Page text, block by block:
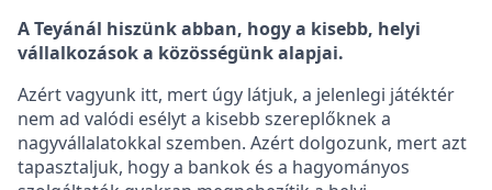
A Teyánál hiszünk abban, hogy a kisebb, helyi
vállalkozások a közösségünk alapjai.
Azért vagyunk itt, mert úgy látjuk, a jelenlegi játéktér
nem ad valódi esélyt a kisebb szereplőknek a
nagyvállalatokkal szemben. Azért dolgozunk, mert azt
tapasztaljuk, hogy a bankok és a hagyományos